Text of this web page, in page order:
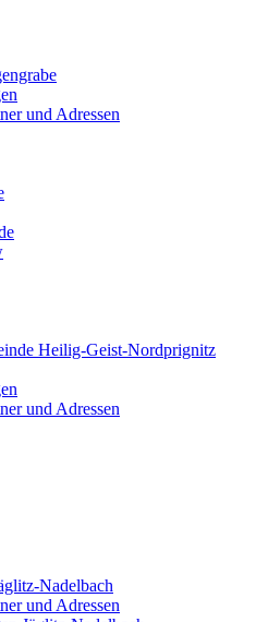
und Adressen
Heilig-Geist-Nordprignitz
und Adressen
Nadelbach
und Adressen